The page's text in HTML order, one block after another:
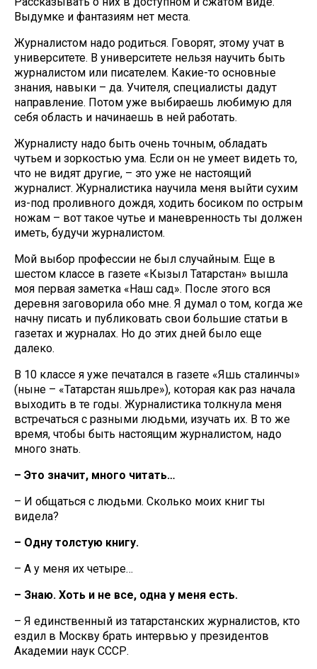
Выдумке и фантазиям нет места.
Журналистом надо родиться. Говорят, этому учат в
университете. В университете нельзя научить быть
журналистом или писателем. Какие-то основные
знания, навыки – да. Учителя, специалисты дадут
направление. Потом уже выбираешь любимую для
себя область и начинаешь в ней работать.
Журналисту надо быть очень точным, обладать
чутьем и зоркостью ума. Если он не умеет видеть то,
что не видят другие, – это уже не настоящий
журналист. Журналистика научила меня выйти сухим
из-под проливного дождя, ходить босиком по острым
ножам – вот такое чутье и маневренность ты должен
иметь, будучи журналистом.
Мой выбор профессии не был случайным. Еще в
шестом классе в газете «Кызыл Татарстан» вышла
моя первая заметка «Наш сад». После этого вся
деревня заговорила обо мне. Я думал о том, когда же
начну писать и публиковать свои большие статьи в
газетах и журналах. Но до этих дней было еще
далеко.
В 10 классе я уже печатался в газете «Яшь сталинчы»
(ныне – «Татарстан яшьләре»), которая как раз начала
выходить в те годы. Журналистика толкнула меня
встречаться с разными людьми, изучать их. В то же
время, чтобы быть настоящим журналистом, надо
много знать.
– Это значит, много читать…
– И общаться с людьми. Сколько моих книг ты
видела?
– Одну толстую книгу.
– А у меня их четыре…
– Знаю. Хоть и не все, одна у меня есть.
– Я единственный из татарстанских журналистов, кто
ездил в Москву брать интервью у президентов
Академии наук СССР.